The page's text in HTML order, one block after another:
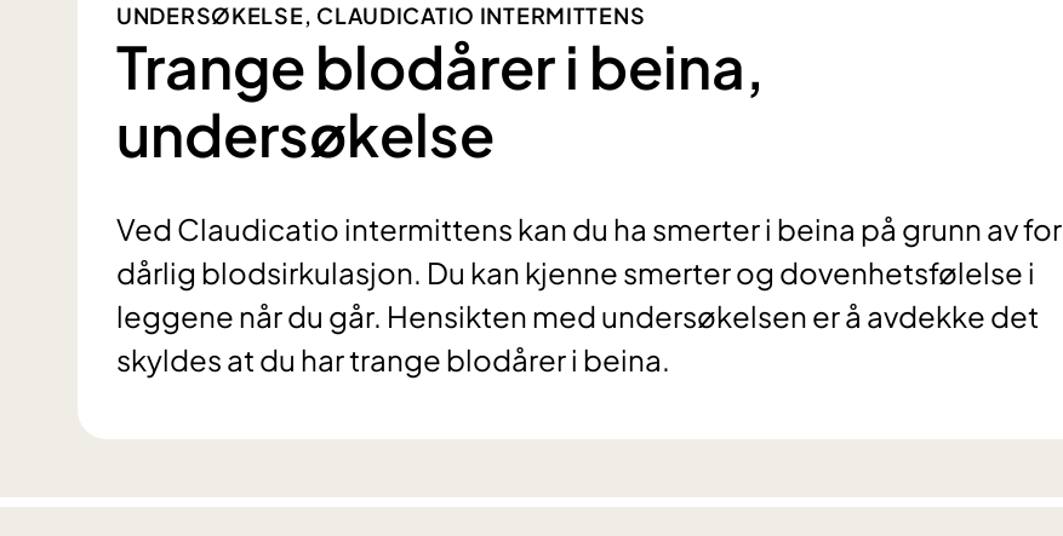
UNDERSØKELSE, CLAUDICATIO INTERMITTENS
Trange blodårer i beina,
undersøkelse
Ved Claudicatio intermittens kan du ha smerter i beina på grunn av for
dårlig blodsirkulasjon. Du kan kjenne smerter og dovenhetsfølelse i
leggene når du går. Hensikten med undersøkelsen er å avdekke det
skyldes at du har trange blodårer i beina.